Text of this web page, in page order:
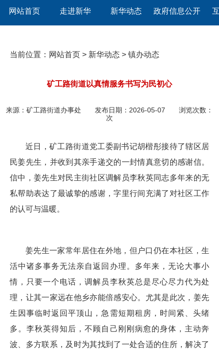
网站首页 走进新华 新华动态 政府信息公开
当前位置： 网站首页 > 新华动态 > 镇办动态
矿工路街道以真情服务书写为民初心
来源： 矿工路街道办事处 发布日期： 2026-05-07 浏览次数：
次
近日，矿工路街道党工委副书记胡楷彤接待了辖区居
民姜先生，并收到其亲手递交的一封情真意切的感谢信。
信中，姜先生对民主街社区调解员李秋英同志多年来的无
私帮助表达了最诚挚的感谢，字里行间充满了 对社区工作
的认可与温暖。
姜先生一家常年居住在外地，但户口仍在本社区，生
活中诸多事务无法亲自返回办理。多年来，无论大事小
情，只要一个电话，调解员李秋英总是尽心尽力代为处
理，让其一家远在他乡亦能倍感安心。尤其是此次，姜先
生因事临时返回平顶山，急需短期租房，时间紧、头绪
多。李秋英得知后，不顾自己刚刚病愈的身体，主动奔
波、多方联系，及时为其找到了一处合适的住所，解决了